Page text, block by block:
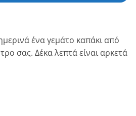
ένα γεμάτο καπάκι από
σας. Δέκα λεπτά είναι αρκετά